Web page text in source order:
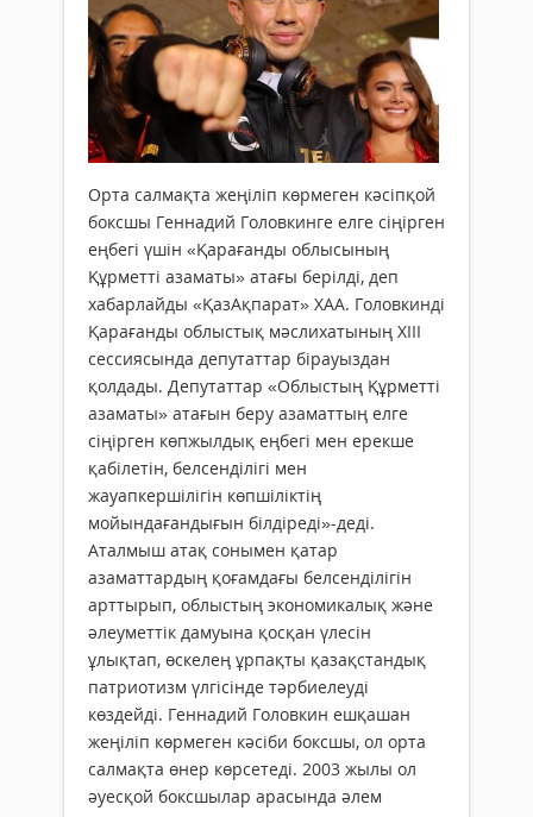
Орта салмақта жеңіліп көрмеген кәсіпқой
боксшы Геннадий Головкинге елге сіңірген
еңбегі үшін «Қарағанды облысының
Құрметті азаматы» атағы берілді, деп
хабарлайды «ҚазАқпарат» ХАА. Головкинді
Қарағанды облыстық мәслихатының XIII
сессиясында депутаттар бірауыздан
қолдады. Депутаттар «Облыстың Құрметті
азаматы» атағын беру азаматтың елге
сіңірген көпжылдық еңбегі мен ерекше
қабілетін, белсенділігі мен
жауапкершілігін көпшіліктің
мойындағандығын білдіреді»-деді.
Аталмыш атақ сонымен қатар
азаматтардың қоғамдағы белсенділігін
арттырып, облыстың экономикалық және
әлеуметтік дамуына қосқан үлесін
ұлықтап, өскелең ұрпақты қазақстандық
патриотизм үлгісінде тәрбиелеуді
көздейді. Геннадий Головкин ешқашан
жеңіліп көрмеген кәсіби боксшы, ол орта
салмақта өнер көрсетеді. 2003 жылы ол
әуесқой боксшылар арасында әлем